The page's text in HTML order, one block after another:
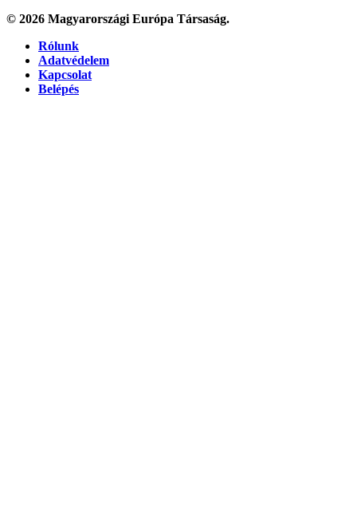
© 2026 Magyarországi Európa Társaság.
Rólunk
Adatvédelem
Kapcsolat
Belépés